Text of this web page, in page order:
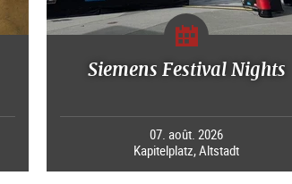
Siemens Festival Nights
07. août. 2026
Kapitelplatz, Altstadt